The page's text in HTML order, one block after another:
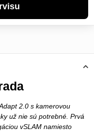
2.0 s kamerovou
už nie sú potrebné. Prvá
vSLAM namiesto